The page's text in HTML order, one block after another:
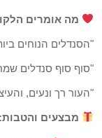
מה אומרים
"הסנדלים הנוחים
"סוף סוף סנדלים
"העור רך ונעים,
מבצעים והטבות: